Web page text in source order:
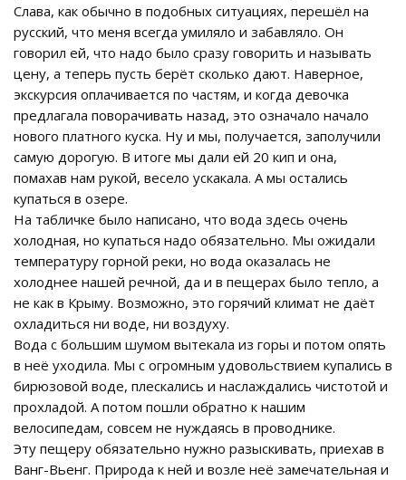
Слава, как обычно в подобных ситуациях, перешёл на
русский, что меня всегда умиляло и забавляло. Он
говорил ей, что надо было сразу говорить и называть
цену, а теперь пусть берёт сколько дают. Наверное,
экскурсия оплачивается по частям, и когда девочка
предлагала поворачивать назад, это означало начало
нового платного куска. Ну и мы, получается, заполучили
самую дорогую. В итоге мы дали ей 20 кип и она,
помахав нам рукой, весело ускакала. А мы остались
купаться в озере.
На табличке было написано, что вода здесь очень
холодная, но купаться надо обязательно. Мы ожидали
температуру горной реки, но вода оказалась не
холоднее нашей речной, да и в пещерах было тепло, а
не как в Крыму. Возможно, это горячий климат не даёт
охладиться ни воде, ни воздуху.
Вода с большим шумом вытекала из горы и потом опять
в неё уходила. Мы с огромным удовольствием купались в
бирюзовой воде, плескались и наслаждались чистотой и
прохладой. А потом пошли обратно к нашим
велосипедам, совсем не нуждаясь в проводнике.
Эту пещеру обязательно нужно разыскивать, приехав в
Ванг-Вьенг. Природа к ней и возле неё замечательная и